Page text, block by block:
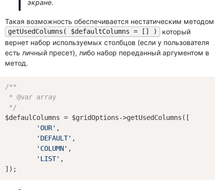
экране.
Такая возможность обеспечивается нестатическим методом
getUsedColumns( $defaultColumns = [] )
который
вернет набор используемых столбцов (если у пользователя
есть личный пресет), либо набор переданный аргументом в
метод.
/**
* @var array
*/
$defaulColumns = $gridOptions->getUsedColumns([
'OUR' ,
'DEFAULT' ,
'COLUMN' ,
'LIST' ,